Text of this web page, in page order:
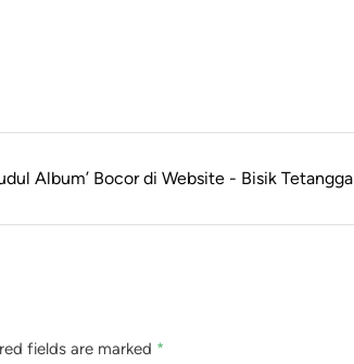
Album’ Bocor di Website - Bisik Tetangga
fields are marked *